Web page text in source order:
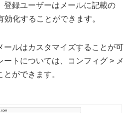
登録ユーザーはメールに記載の
化することができます。
ールはカスタマイズすることが可
トについては、コンフィグ > メ
ができます。